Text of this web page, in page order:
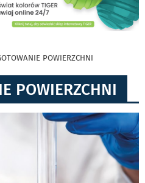
POWIERZCHNI
POWIERZCHNI